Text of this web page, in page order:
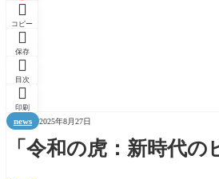

コピー

保存

目次

印刷
news 2025年8月27日
「令和の虎：新時代